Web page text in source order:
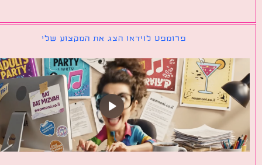
פרומפט לוידאו הצג את המקצוע שלי